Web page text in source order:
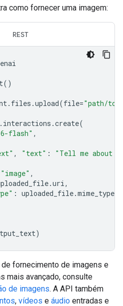
como fornecer uma imagem:
REST
()
. files .upload(file="path/to/
. interactions .create(
flash" ,
, "text" :
"Tell me about
"image" ,
.uri,
: uploaded_file.mime_type
)
fornecimento de imagens e
mais avançado, consulte
de imagens. A API também
, vídeos e áudio entradas e